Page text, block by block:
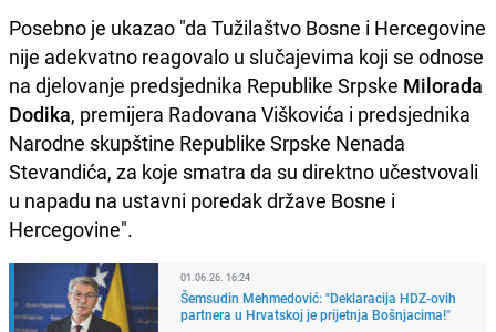
Posebno je ukazao "da Tužilaštvo Bosne i Hercegovine
nije adekvatno reagovalo u slučajevima koji se odnose
na djelovanje predsjednika Republike Srpske Milorada
Dodika, premijera Radovana Viškovića i predsjednika
Narodne skupštine Republike Srpske Nenada
Stevandića, za koje smatra da su direktno učestvovali
u napadu na ustavni poredak države Bosne i
Hercegovine".
01.06.26. 16:24
Šemsudin Mehmedović: "Deklaracija HDZ-ovih
partnera u Hrvatskoj je prijetnja Bošnjacima!"